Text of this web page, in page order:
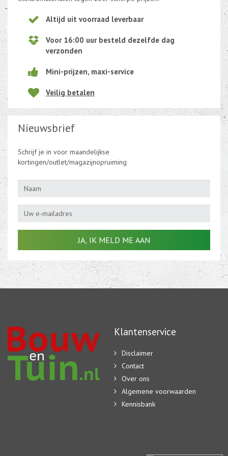
Altijd uit voorraad leverbaar
Voor 16:00 uur besteld dezelfde dag
verzonden
Mini-prijzen, maxi-service
Veilig betalen
Nieuwsbrief
Schrijf je in voor maandelijkse
kortingen/outlet/magazijnopruiming
Klantenservice
Disclaimer
Contact
Over ons
Algemene voorwaarden
Kennisbank